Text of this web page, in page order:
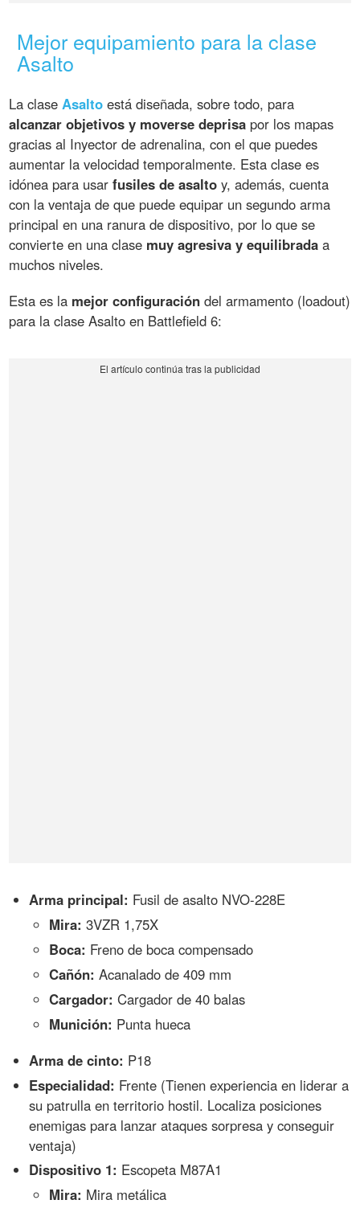
Mejor equipamiento para la clase
Asalto
La claseAsalto está diseñada, sobre todo, para
alcanzar objetivos y moverse deprisa por los mapas
gracias al Inyector de adrenalina, con el que puedes
aumentar la velocidad temporalmente. Esta clase es
idónea para usarfusiles de asalto y, además, cuenta
con la ventaja de que puede equipar un segundo arma
principal en una ranura de dispositivo, por lo que se
convierte en una clase muy agresiva y equilibrada a
muchos niveles.
Esta es la mejor configuración del armamento (loadout)
para la clase Asalto en Battlefield 6:
Arma principal: Fusil de asalto NVO-228E
Mira: 3VZR 1,75X
Boca: Freno de boca compensado
Cañón: Acanalado de 409 mm
Cargador: Cargador de 40 balas
Munición: Punta hueca
Arma de cinto: P18
Especialidad: Frente (Tienen experiencia en liderar a
su patrulla en territorio hostil. Localiza posiciones
enemigas para lanzar ataques sorpresa y conseguir
ventaja)
Dispositivo 1: Escopeta M87A1
Mira: Mira metálica